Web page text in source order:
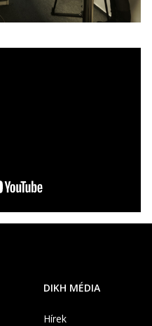
DIKH MÉDIA
Hírek